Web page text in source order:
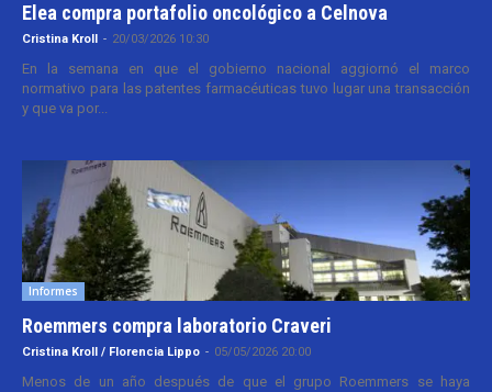
Elea compra portafolio oncológico a Celnova
Cristina Kroll - 20/03/2026 10:30
En la semana en que el gobierno nacional aggiornó el marco
normativo para las patentes farmacéuticas tuvo lugar una transacción
y que va por...
Informes
Roemmers compra laboratorio Craveri
Cristina Kroll / Florencia Lippo - 05/05/2026 20:00
Menos de un año después de que el grupo Roemmers se haya